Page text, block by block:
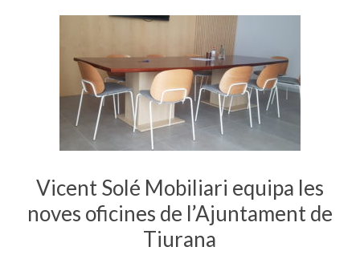
Vicent Solé Mobiliari equipa les
noves oficines de l’Ajuntament de
Tiurana